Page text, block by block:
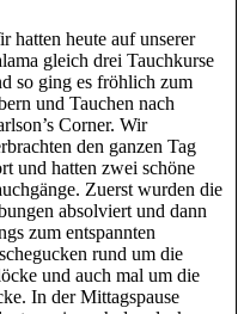
hatten heute auf unserer
gleich drei Tauchkurse
so ging es fröhlich zum
und Tauchen nach
Corner. Wir
den ganzen Tag
und hatten zwei schöne
Zuerst wurden die
absolviert und dann
zum entspannten
rund um die
und auch mal um die
In der Mittagspause